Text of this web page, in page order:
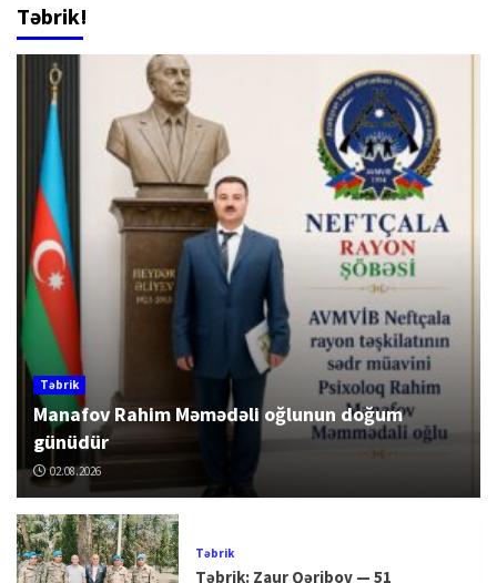
Təbrik!
Təbrik
Manafov Rahim Məmədəli oğlunun doğum
günüdür
02.08.2026
Təbrik
Təbrik: Zaur Qəribov — 51